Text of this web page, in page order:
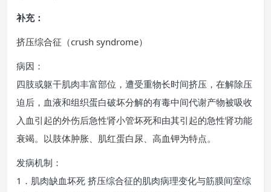
补充：
挤压综合征（crush syndrome）
病因：
四肢或躯干肌肉丰富部位，遭受重物长时间挤压，在解除压
迫后，血液和组织蛋白破坏分解的有毒中间代谢产物被吸收
入血引起的外伤后急性肾小管坏死和由其引起的急性肾功能
衰竭。以肢体肿胀、肌红蛋白尿、高血钾为特点。
发病机制：
1．肌肉缺血坏死 挤压综合征的肌肉病理变化与筋膜间室综